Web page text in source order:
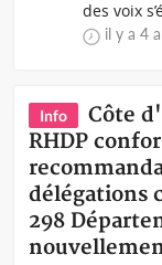
des voix
il y a 4
Info
Côte
RHDP
délégations
298